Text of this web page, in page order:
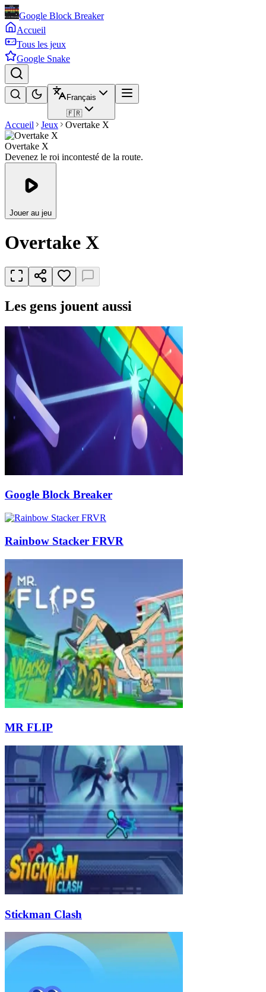
Google Block Breaker
Accueil
Tous les jeux
Google Snake
Français
🇫🇷
Accueil Jeux Overtake X
Overtake X
Devenez le roi incontesté de la route.
Jouer au jeu
Overtake X
Les gens jouent aussi
Google Block Breaker
Rainbow Stacker FRVR
MR FLIP
Stickman Clash